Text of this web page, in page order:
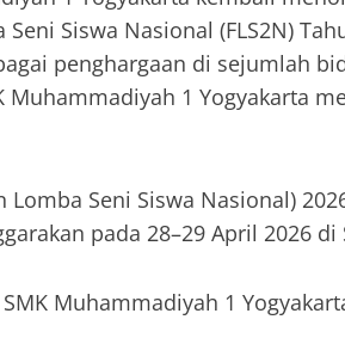
Siswa Nasional (FLS2N)
penghargaan di sejumlah
Muhammadiyah 1 Yogyakarta
Lomba Seni Siswa Nasional)
pada 28–29 April 2026 di
Muhammadiyah 1